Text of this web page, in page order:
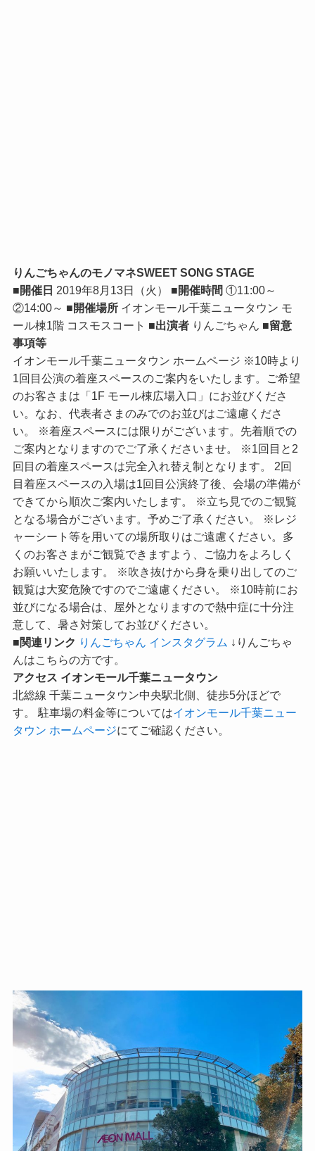
りんごちゃんのモノマネSWEET SONG STAGE
■開催日 2019年8月13日（火） ■開催時間 ①11:00～
②14:00～ ■開催場所イオンモール千葉ニュータウン モ
ール棟1階 コスモスコート ■出演者りんごちゃん ■留意
事項等
イオンモール千葉ニュータウン ホームページ ※10時より
1回目公演の着座スペースのご案内をいたします。ご希望
のお客さまは「1F モール棟広場入口」にお並びくださ
い。なお、代表者さまのみでのお並びはご遠慮くださ
い。 ※着座スペースには限りがございます。先着順での
ご案内となりますのでご了承くださいませ。 ※1回目と2
回目の着座スペースは完全入れ替え制となります。 2回
目着座スペースの入場は1回目公演終了後、会場の準備が
できてから順次ご案内いたします。 ※立ち見でのご観覧
となる場合がございます。予めご了承ください。 ※レジ
ャーシート等を用いての場所取りはご遠慮ください。多
くのお客さまがご観覧できますよう、ご協力をよろしく
お願いいたします。 ※吹き抜けから身を乗り出してのご
観覧は大変危険ですのでご遠慮ください。 ※10時前にお
並びになる場合は、屋外となりますので熱中症に十分注
意して、暑さ対策してお並びください。
■関連リンク りんごちゃん インスタグラム ↓りんごちゃ
んはこちらの方です。
アクセス イオンモール千葉ニュータウン
北総線 千葉ニュータウン中央駅北側、徒歩5分ほどで
す。 駐車場の料金等についてはイオンモール千葉ニュー
タウン ホームページにてご確認ください。